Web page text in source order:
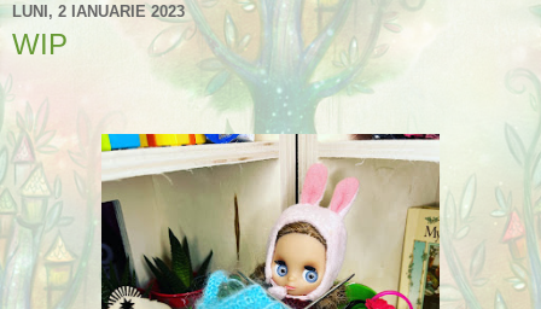
LUNI, 2 IANUARIE 2023
WIP